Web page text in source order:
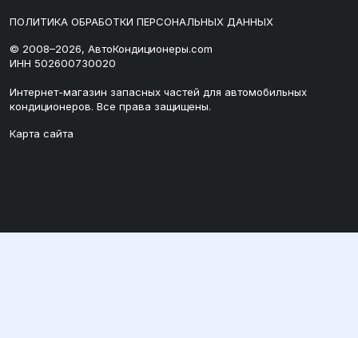
ПОЛИТИКА ОБРАБОТКИ ПЕРСОНАЛЬНЫХ ДАННЫХ
© 2008–2026, АвтоКондиционеры.com
ИНН 502600730020
Интернет-магазин запасных частей для автомобильных
кондиционеров. Все права защищены.
Карта сайта